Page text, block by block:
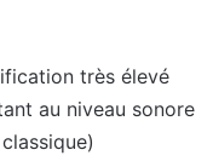
très élevé
au niveau sonore